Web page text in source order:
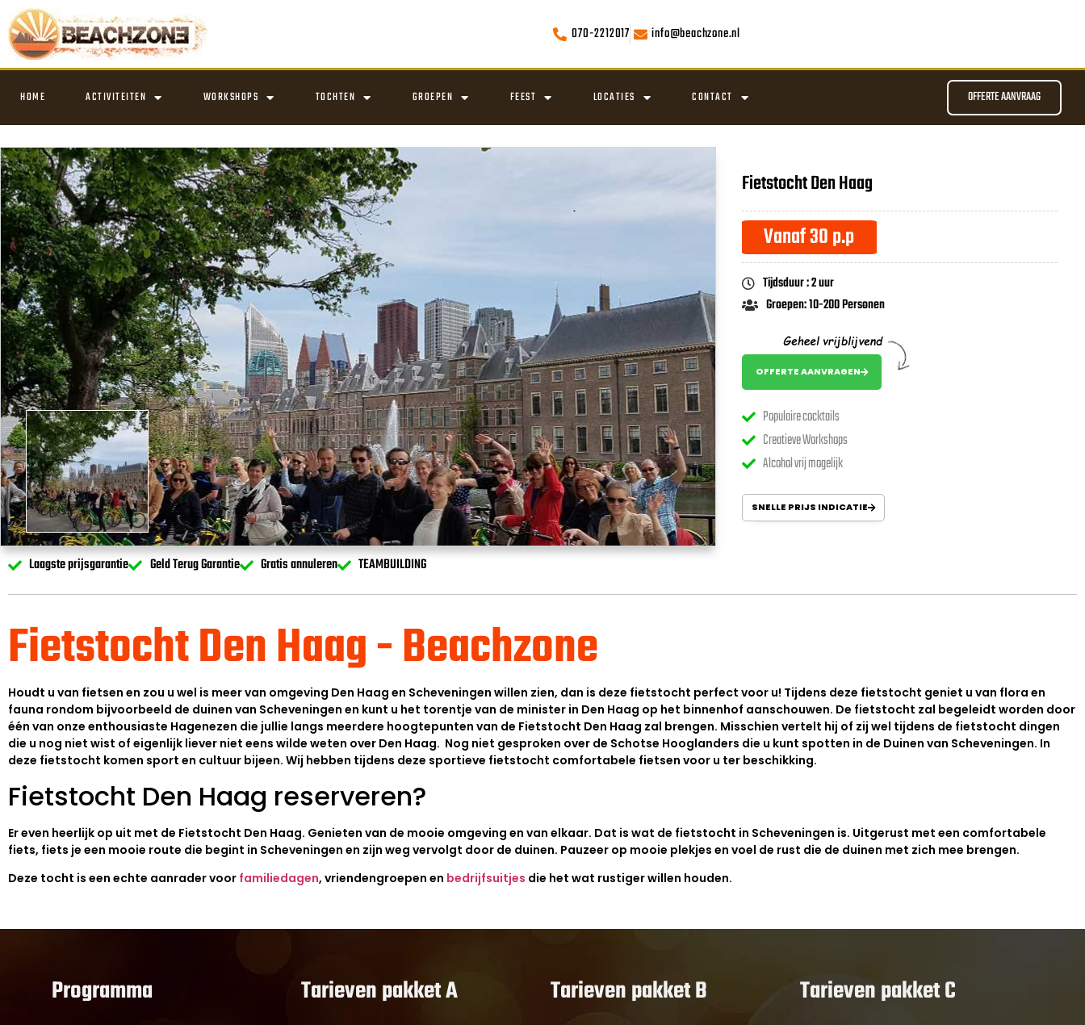
070-2212017 info@beachzone.nl
HOME ACTIVITEITEN WORKSHOPS TOCHTEN GROEPEN FEEST LOCATIES CONTACT OFFERTE AANVRAAG
Fietstocht Den Haag
Vanaf 30 p.p
Tijdsduur : 2 uur
Groepen: 10-200 Personen
OFFERTE AANVRAGEN
Populaire cocktails
Creatieve Workshops
Alcohol vrij mogelijk
SNELLE PRIJS INDICATIE
Laagste prijsgarantie Geld Terug Garantie Gratis annuleren TEAMBUILDING
Fietstocht Den Haag - Beachzone
Houdt u van fietsen en zou u wel is meer van omgeving Den Haag en Scheveningen willen zien, dan is deze fietstocht perfect voor u! Tijdens deze fietstocht geniet u van flora en
fauna rondom bijvoorbeeld de duinen van Scheveningen en kunt u het torentje van de minister in Den Haag op het binnenhof aanschouwen. De fietstocht zal begeleidt worden door
één van onze enthousiaste Hagenezen die jullie langs meerdere hoogtepunten van de Fietstocht Den Haag zal brengen. Misschien vertelt hij of zij wel tijdens de fietstocht dingen
die u nog niet wist of eigenlijk liever niet eens wilde weten over Den Haag. Nog niet gesproken over de Schotse Hooglanders die u kunt spotten in de Duinen van Scheveningen. In
deze fietstocht komen sport en cultuur bijeen. Wij hebben tijdens deze sportieve fietstocht comfortabele fietsen voor u ter beschikking.
Fietstocht Den Haag reserveren?
Er even heerlijk op uit met de Fietstocht Den Haag. Genieten van de mooie omgeving en van elkaar. Dat is wat de fietstocht in Scheveningen is. Uitgerust met een comfortabele
fiets, fiets je een mooie route die begint in Scheveningen en zijn weg vervolgt door de duinen. Pauzeer op mooie plekjes en voel de rust die de duinen met zich mee brengen.
Deze tocht is een echte aanrader voor familiedagen, vriendengroepen en bedrijfsuitjes die het wat rustiger willen houden.
Programma Tarieven pakket A Tarieven pakket B Tarieven pakket C